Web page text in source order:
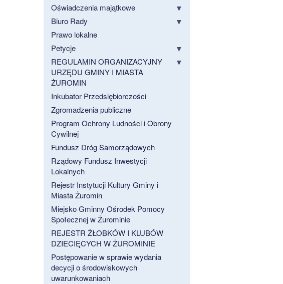
Oświadczenia majątkowe
Biuro Rady
Prawo lokalne
Petycje
REGULAMIN ORGANIZACYJNY
URZĘDU GMINY I MIASTA
ŻUROMIN
Inkubator Przedsiębiorczości
Zgromadzenia publiczne
Program Ochrony Ludności i Obrony
Cywilnej
Fundusz Dróg Samorządowych
Rządowy Fundusz Inwestycji
Lokalnych
Rejestr Instytucji Kultury Gminy i
Miasta Żuromin
Miejsko Gminny Ośrodek Pomocy
Społecznej w Żurominie
REJESTR ŻŁOBKÓW I KLUBÓW
DZIECIĘCYCH W ŻUROMINIE
Postępowanie w sprawie wydania
decycji o środowiskowych
uwarunkowaniach